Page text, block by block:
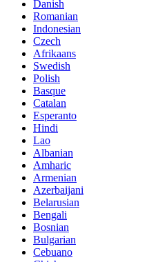
Danish
Romanian
Indonesian
Czech
Afrikaans
Swedish
Polish
Basque
Catalan
Esperanto
Hindi
Lao
Albanian
Amharic
Armenian
Azerbaijani
Belarusian
Bengali
Bosnian
Bulgarian
Cebuano